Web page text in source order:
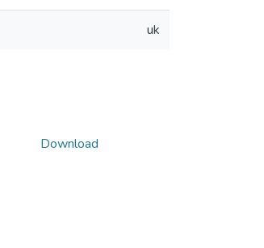
uk
Download